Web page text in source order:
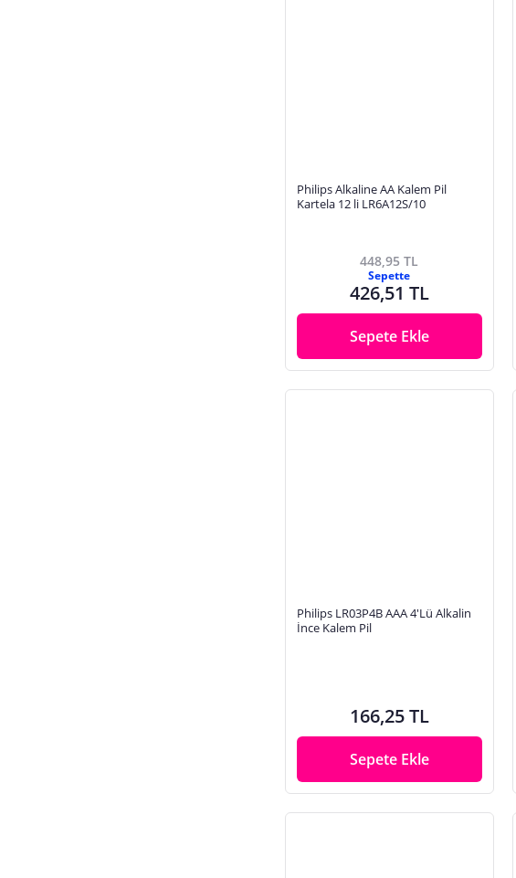
Philips Alkaline AA Kalem Pil
Kartela 12 li LR6A12S/10
448,95 TL
Sepette
426,51 TL
Sepete Ekle
Philips LR03P4B AAA 4'Lü Alkalin
İnce Kalem Pil
166,25 TL
Sepete Ekle